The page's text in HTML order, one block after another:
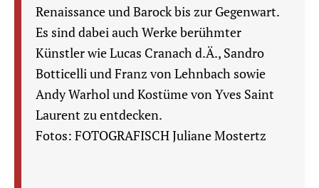
Renaissance und Barock bis zur Gegenwart.
Es sind dabei auch Werke berühmter
Künstler wie Lucas Cranach d.Ä., Sandro
Botticelli und Franz von Lehnbach sowie
Andy Warhol und Kostüme von Yves Saint
Laurent zu entdecken.
Fotos: FOTOGRAFISCH Juliane Mostertz